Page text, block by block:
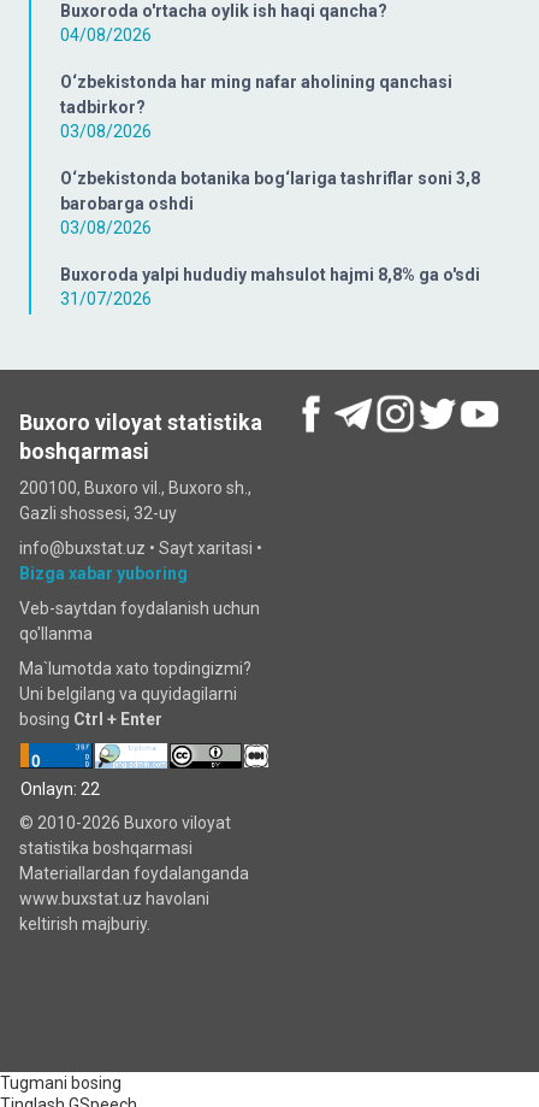
Buxoroda o'rtacha oylik ish haqi qancha?
04/08/2026
O‘zbekistonda har ming nafar aholining qanchasi
tadbirkor?
03/08/2026
O‘zbekistonda botanika bog‘lariga tashriflar soni 3,8
barobarga oshdi
03/08/2026
Buxoroda yalpi hududiy mahsulot hajmi 8,8% ga o'sdi
31/07/2026
Buxoro viloyat statistika
boshqarmasi
200100, Buxoro vil., Buxoro sh.,
Gazli shossesi, 32-uy
info@buxstat.uz • Sayt xaritasi •
Bizga xabar yuboring
Veb-saytdan foydalanish uchun
qo'llanma
Ma`lumotda xato topdingizmi?
Uni belgilang va quyidagilarni
bosing Ctrl + Enter
Onlayn: 22
© 2010-2026 Buxoro viloyat
statistika boshqarmasi
Materiallardan foydalanganda
www.buxstat.uz havolani
keltirish majburiy.
Tugmani bosing